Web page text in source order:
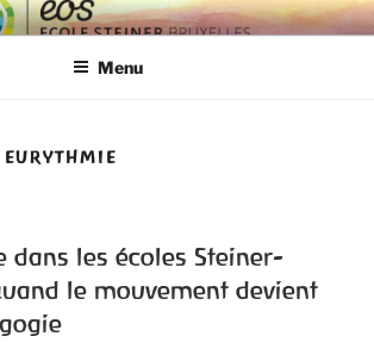
Menu
EURYTHMIE
dans les écoles Steiner-
le mouvement devient